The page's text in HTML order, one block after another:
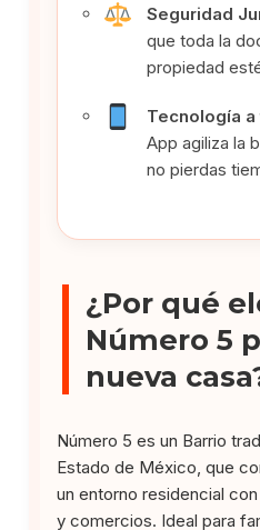
Seguridad
que toda la
propiedad
Tecnología a
App agiliza la
no pierdas
¿Por qué
Número 5
nueva
Número 5 es un Barrio
Estado de México, que
un entorno residencial
y comercios. Ideal para